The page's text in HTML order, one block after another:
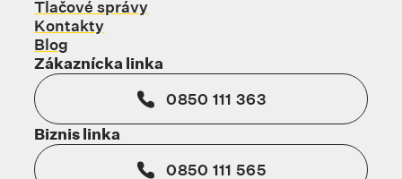
Tlačové správy
Kontakty
Blog
Zákaznícka linka
0850 111 363
Biznis linka
0850 111 565